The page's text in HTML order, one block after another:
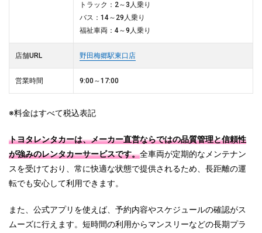
トラック：2～3人乗り
バス：14～29人乗り
福祉車両：4～9人乗り
店舗URL 野田梅郷駅東口店
営業時間 9:00～17:00
※料金はすべて税込表記
トヨタレンタカーは、メーカー直営ならではの品質管理と信頼性
が強みのレンタカーサービスです。全車両が定期的なメンテナン
スを受けており、常に快適な状態で提供されるため、長距離の運
転でも安心して利用できます。
また、公式アプリを使えば、予約内容やスケジュールの確認がス
ムーズに行えます。短時間の利用からマンスリーなどの長期プラ